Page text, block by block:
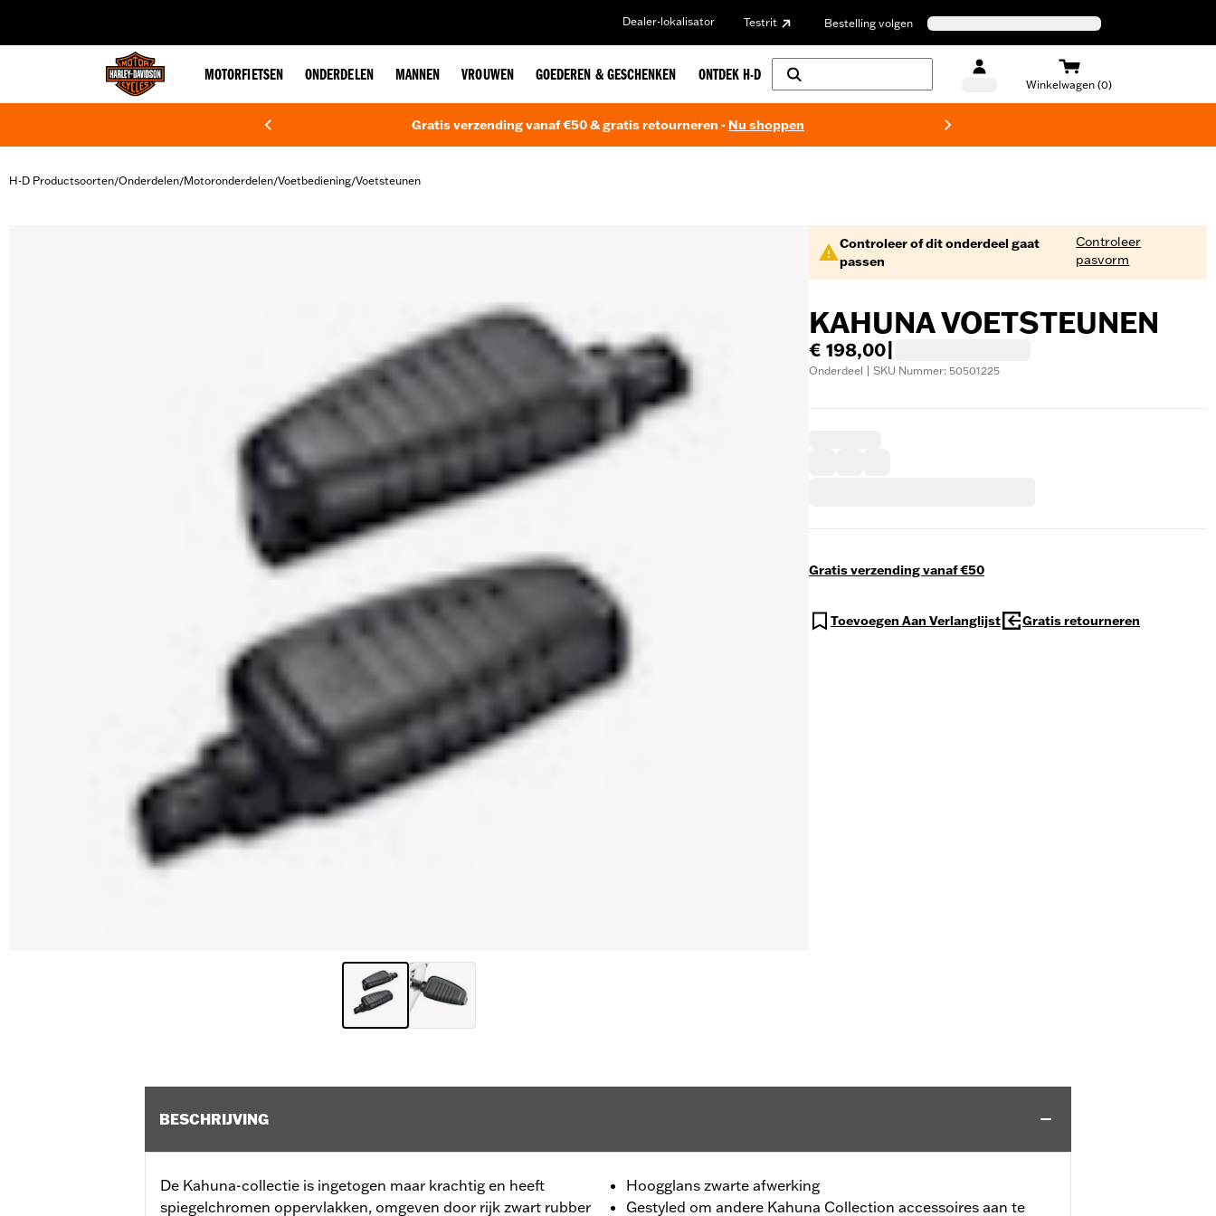
Dealer-lokalisator Testrit Bestelling volgen
MOTORFIETSEN ONDERDELEN MANNEN VROUWEN GOEDEREN & GESCHENKEN ONTDEK H-D
Winkelwagen (0)
Gratis verzending vanaf €50 & gratis retourneren - Nu shoppen
H-D Productsoorten/Onderdelen/Motoronderdelen/Voetbediening/Voetsteunen
Controleer of dit onderdeel gaat
passen
Controleer
pasvorm
KAHUNA VOETSTEUNEN
€ 198,00
Onderdeel | SKU Nummer: 50501225
Gratis verzending vanaf €50
Toevoegen Aan Verlanglijst Gratis retourneren
BESCHRIJVING
De Kahuna-collectie is ingetogen maar krachtig en heeft
spiegelchromen oppervlakken, omgeven door rijk zwart rubber
Hoogglans zwarte afwerking
Gestyled om andere Kahuna Collection accessoires aan te